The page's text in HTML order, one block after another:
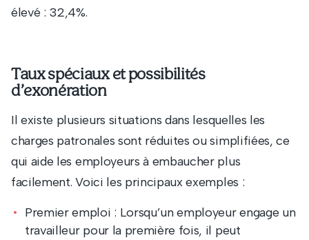
élevé : 32,4%.
Taux spéciaux et possibilités
d’exonération
Il existe plusieurs situations dans lesquelles les
charges patronales sont réduites ou simplifiées, ce
qui aide les employeurs à embaucher plus
facilement. Voici les principaux exemples :
Premier emploi : Lorsqu’un employeur engage un
travailleur pour la première fois, il peut